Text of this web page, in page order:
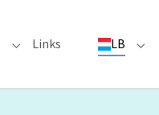
Submenu for "Patrimoine"
Links LB